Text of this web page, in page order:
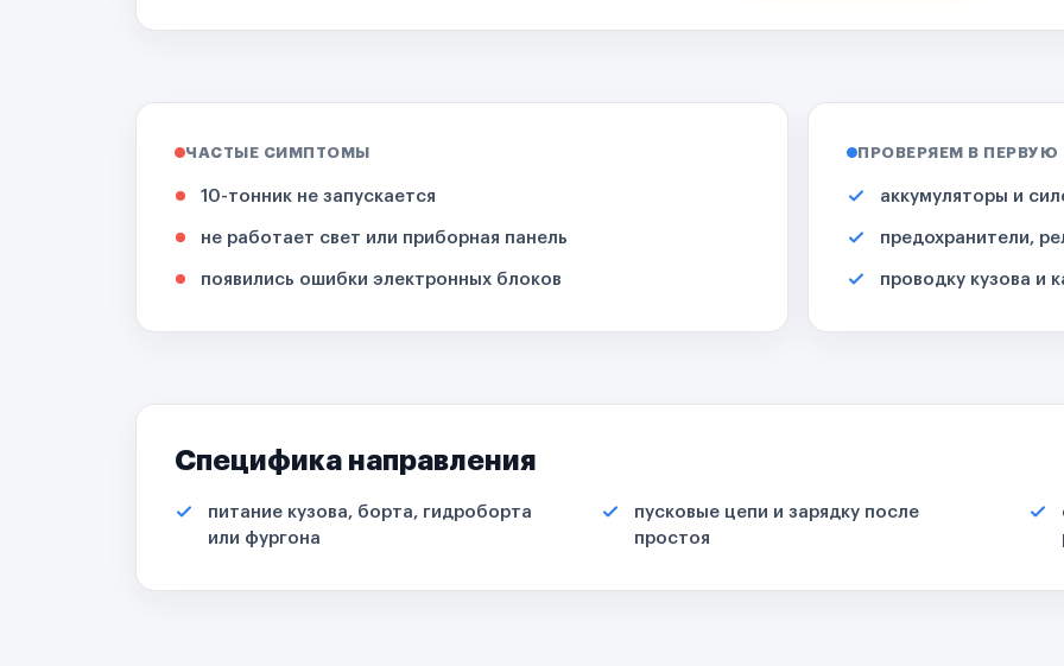
ЧАСТЫЕ СИМПТОМЫ
10-тонник не запускается
не работает свет или приборная панель
появились ошибки электронных блоков
ПРОВЕРЯЕМ В ПЕРВУЮ
аккумуляторы и
предохранители,
проводку кузова и
Специфика направления
питание кузова, борта, гидроборта
или фургона
пусковые цепи и зарядку после
простоя